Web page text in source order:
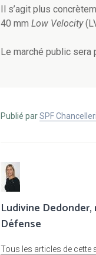
Il s’agit plus
40 mm Low Velocity
Le marché public sera
Publié parSPF
Ludivine
Défense
Tous les articles de cette